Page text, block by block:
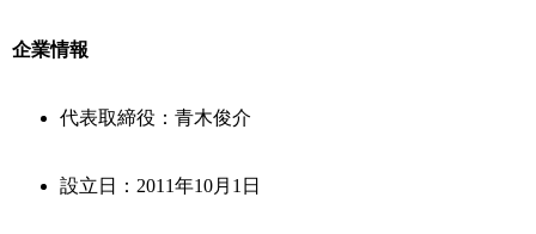
企業情報
代表取締役：青木俊介
設立日：2011年10月1日